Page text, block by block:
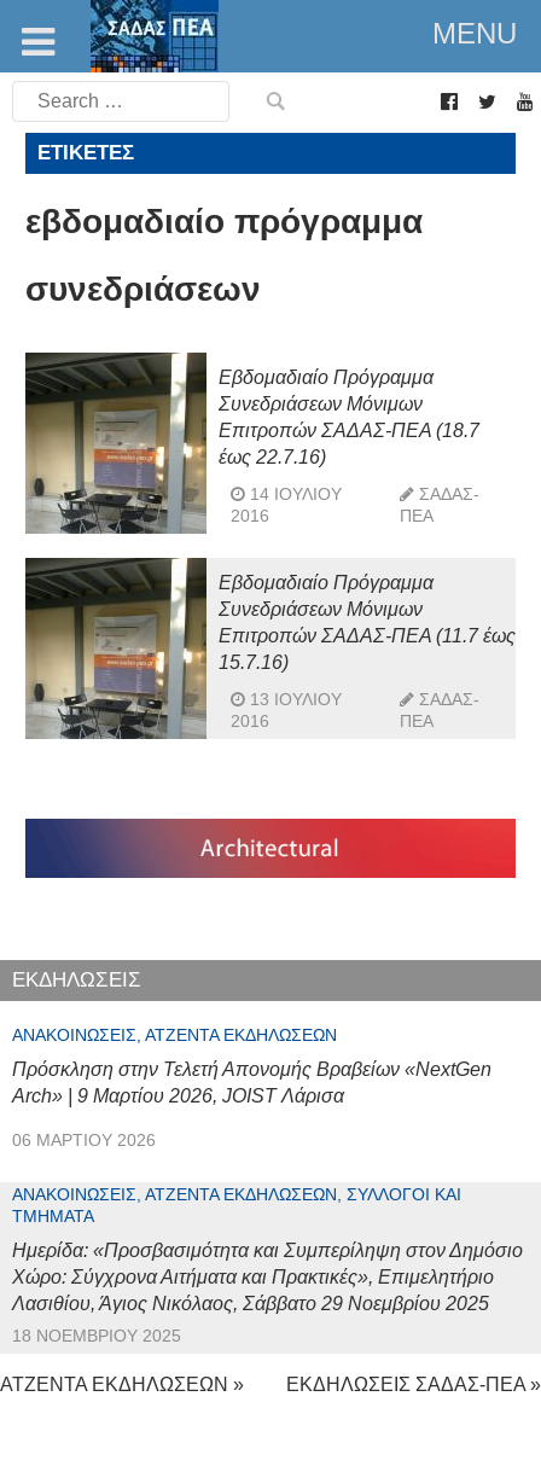
MENU
Search
for:
ΕΤΙΚΈΤΕΣ
εβδομαδιαίο πρόγραμμα
συνεδριάσεων
Εβδομαδιαίο Πρόγραμμα
Συνεδριάσεων Μόνιμων
Επιτροπών ΣΑΔΑΣ-ΠΕΑ (18.7
έως 22.7.16)
14 ΙΟΥΛΊΟΥ
2016
ΣΑΔΑΣ-
ΠΕΑ
Εβδομαδιαίο Πρόγραμμα
Συνεδριάσεων Μόνιμων
Επιτροπών ΣΑΔΑΣ-ΠΕΑ (11.7 έως
15.7.16)
13 ΙΟΥΛΊΟΥ
2016
ΣΑΔΑΣ-
ΠΕΑ
ΕΚΔΗΛΩΣΕΙΣ
ΑΝΑΚΟΙΝΏΣΕΙΣ, ΑΤΖΈΝΤΑ ΕΚΔΗΛΏΣΕΩΝ
Πρόσκληση στην Τελετή Απονομής Βραβείων «NextGen
Arch» | 9 Μαρτίου 2026, JOIST Λάρισα
06 ΜΑΡΤΊΟΥ 2026
ΑΝΑΚΟΙΝΏΣΕΙΣ, ΑΤΖΈΝΤΑ ΕΚΔΗΛΏΣΕΩΝ, ΣΎΛΛΟΓΟΙ ΚΑΙ
ΤΜΉΜΑΤΑ
Ημερίδα: «Προσβασιμότητα και Συμπερίληψη στον Δημόσιο
Χώρο: Σύγχρονα Αιτήματα και Πρακτικές», Επιμελητήριο
Λασιθίου, Άγιος Νικόλαος, Σάββατο 29 Νοεμβρίου 2025
18 ΝΟΕΜΒΡΊΟΥ 2025
ΑΤΖΕΝΤΑ ΕΚΔΗΛΩΣΕΩΝ » ΕΚΔΗΛΩΣΕΙΣ ΣΑΔΑΣ-ΠΕΑ »